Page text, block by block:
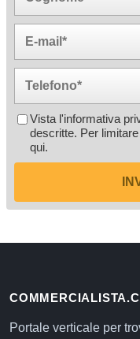
Vista l'informativa
descritte. Per
qui.
Portale verticale per